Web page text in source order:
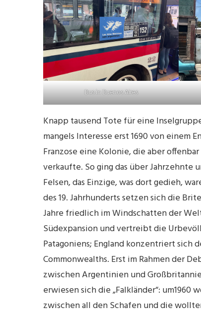
Bus in Buenos Aires
Knapp tausend Tote für eine
mangels Interesse erst 1690 von einem
Franzose eine Kolonie, die aber
verkaufte. So ging das über
Felsen, das Einzige, was dort gedieh,
des 19. Jahrhunderts setzen sich die
Jahre friedlich im Windschatten der
Südexpansion und vertreibt die
Patagoniens; England konzentriert sich
Commonwealths. Erst im Rahmen der
zwischen Argentinien und
erwiesen sich die „Falkländer“:
zwischen all den Schafen und die